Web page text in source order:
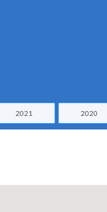
2021 2020